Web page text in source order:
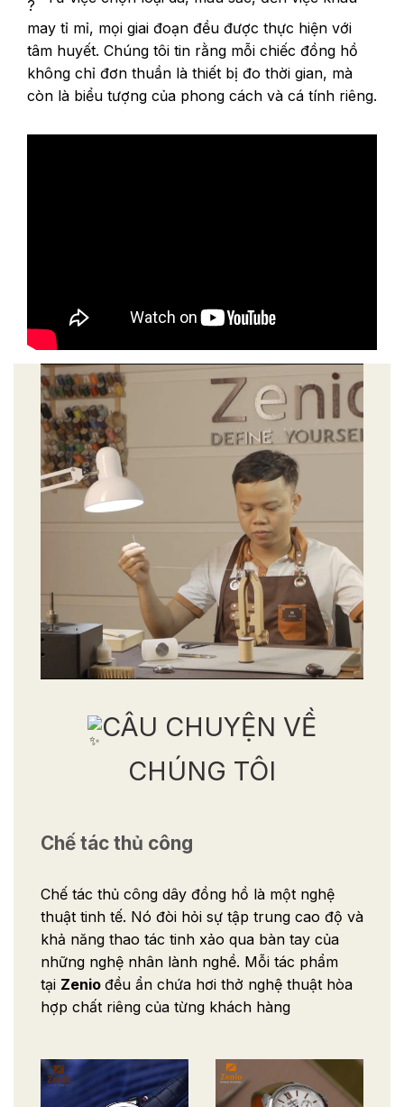
may tỉ mỉ, mọi giai đoạn đều được thực hiện với
tâm huyết. Chúng tôi tin rằng mỗi chiếc đồng hồ
không chỉ đơn thuần là thiết bị đo thời gian, mà
còn là biểu tượng của phong cách và cá tính riêng.
CÂU CHUYỆN VỀ
CHÚNG TÔI
Chế tác thủ công
Chế tác thủ công dây đồng hồ là một nghệ
thuật tinh tế. Nó đòi hỏi sự tập trung cao độ và
khả năng thao tác tinh xảo qua bàn tay của
những nghệ nhân lành nghề. Mỗi tác phẩm
tại Zenio đều ẩn chứa hơi thở nghệ thuật hòa
hợp chất riêng của từng khách hàng